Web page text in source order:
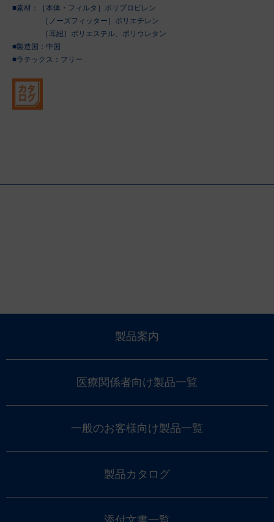
■素材：［本体・フィルタ］ポリプロピレン
［ノーズフィッター］ポリエチレン
［耳紐］ポリエステル、ポリウレタン
■製造国： 中国
■ラテックス：フリー
製品案内
医療関係者向け製品一覧
一般のお客様向け製品一覧
製品カタログ